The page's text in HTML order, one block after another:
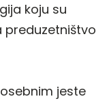
koju su
preduzetništvo
jeste